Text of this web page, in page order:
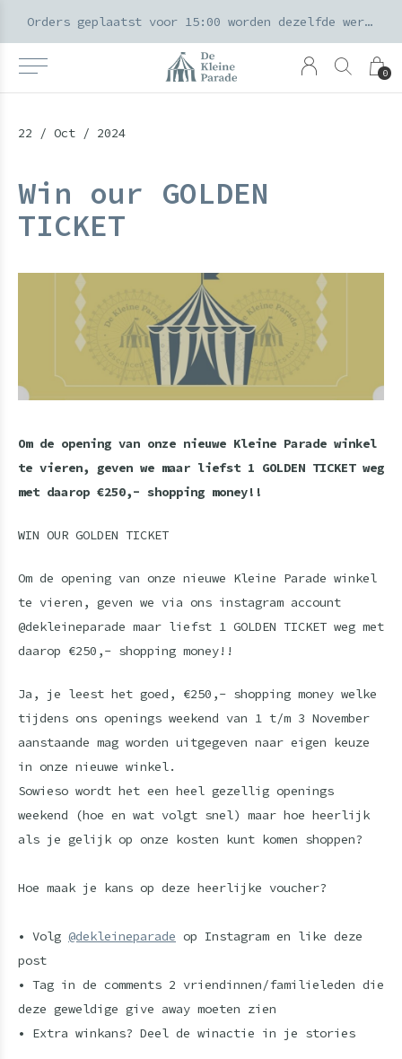
0
Orders geplaatst voor 15:00 worden dezelfde werkdag verzonden
22 / Oct / 2024
Win our GOLDEN
TICKET
Om de opening van onze nieuwe Kleine Parade winkel
te vieren, geven we maar liefst 1 GOLDEN TICKET weg
met daarop €250,- shopping money!!
WIN OUR GOLDEN TICKET
Om de opening van onze nieuwe Kleine Parade winkel
te vieren, geven we via ons instagram account
@dekleineparade maar liefst 1 GOLDEN TICKET weg met
daarop €250,- shopping money!!
Ja, je leest het goed, €250,- shopping money welke
tijdens ons openings weekend van 1 t/m 3 November
aanstaande mag worden uitgegeven naar eigen keuze
in onze nieuwe winkel.
Sowieso wordt het een heel gezellig openings
weekend (hoe en wat volgt snel) maar hoe heerlijk
als je gelijk op onze kosten kunt komen shoppen?
Hoe maak je kans op deze heerlijke voucher?
• Volg @dekleineparade op Instagram en like deze
post
• Tag in de comments 2 vriendinnen/familieleden die
deze geweldige give away moeten zien
• Extra winkans? Deel de winactie in je stories